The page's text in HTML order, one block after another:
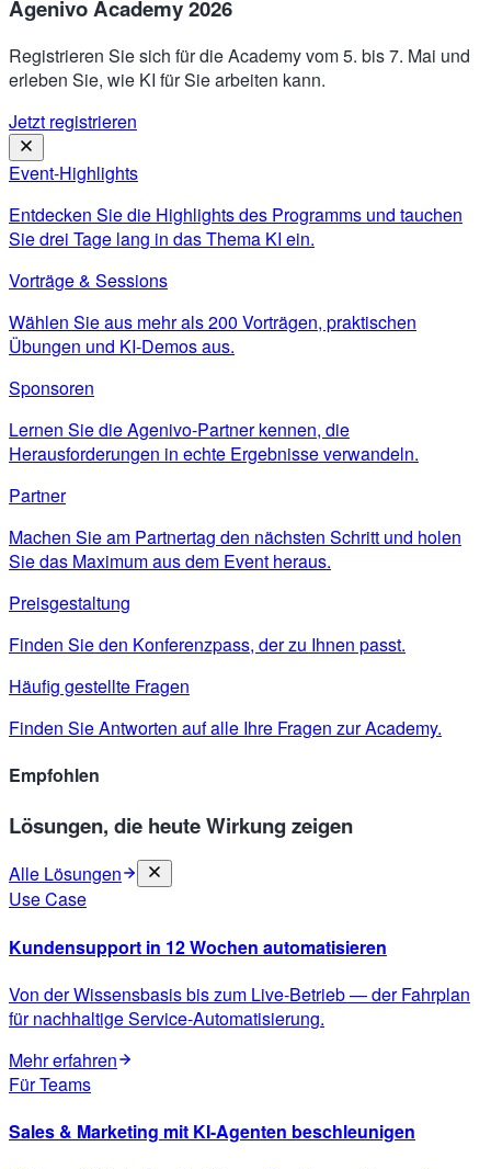
Agenivo Academy 2026
Registrieren Sie sich für die Academy vom 5. bis 7. Mai und
erleben Sie, wie KI für Sie arbeiten kann.
Jetzt registrieren
Event-Highlights
Entdecken Sie die Highlights des Programms und tauchen
Sie drei Tage lang in das Thema KI ein.
Vorträge & Sessions
Wählen Sie aus mehr als 200 Vorträgen, praktischen
Übungen und KI-Demos aus.
Sponsoren
Lernen Sie die Agenivo-Partner kennen, die
Herausforderungen in echte Ergebnisse verwandeln.
Partner
Machen Sie am Partnertag den nächsten Schritt und holen
Sie das Maximum aus dem Event heraus.
Preisgestaltung
Finden Sie den Konferenzpass, der zu Ihnen passt.
Häufig gestellte Fragen
Finden Sie Antworten auf alle Ihre Fragen zur Academy.
Empfohlen
Lösungen, die heute Wirkung zeigen
Alle Lösungen
Use Case
Kundensupport in 12 Wochen automatisieren
Von der Wissensbasis bis zum Live-Betrieb — der Fahrplan
für nachhaltige Service-Automatisierung.
Mehr erfahren
Für Teams
Sales & Marketing mit KI-Agenten beschleunigen